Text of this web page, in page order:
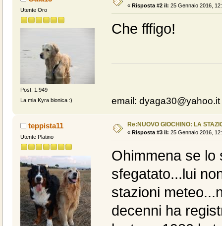
Utente Oro
Post: 1.949
La mia Kyra bionica :)
« Risposta #2 il: 25 Gennaio 2016,
Che fffigo!
email: dyaga30@yahoo.it
teppista11
Utente Platino
Re:NUOVO GIOCHINO: LA
« Risposta #3 il: 25 Gennaio 2016,
Ohimmena se lo
sfegatato...lui
stazioni
decenni ha